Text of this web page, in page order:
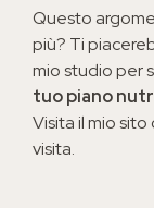
Questo
più? Ti
mio studio per
tuo piano
Visita il mio
visita.